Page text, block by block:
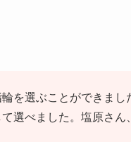
を選ぶことができま
選べました。塩原さ